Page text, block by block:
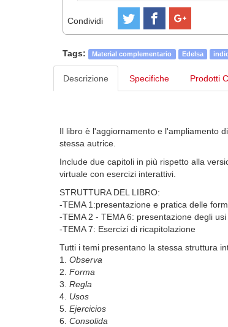
Condividi
Tags: Material complementario Edelsa
Descrizione Specifiche Prodotti
Il libro è l'aggiornamento e l'ampliamento di
stessa autrice.
Include due capitoli in più rispetto alla
virtuale con esercizi interattivi.
STRUTTURA DEL LIBRO:
-TEMA 1:presentazione e pratica delle
-TEMA 2 - TEMA 6: presentazione degli
-TEMA 7: Esercizi di ricapitolazione
Tutti i temi presentano la stessa struttura
1. Observa
2. Forma
3. Regla
4. Usos
5. Ejercicios
6. Consolida